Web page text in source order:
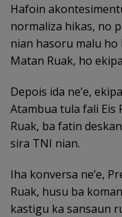
Hafoin
normaliza hikas, no
nian hasoru malu ho
Matan Ruak, ho
Depois ida ne’e,
Atambua tula fali Eis
Ruak, ba fatin
sira TNI nian.
Iha konversa ne’e,
Ruak, husu ba
kastigu ka sansaun